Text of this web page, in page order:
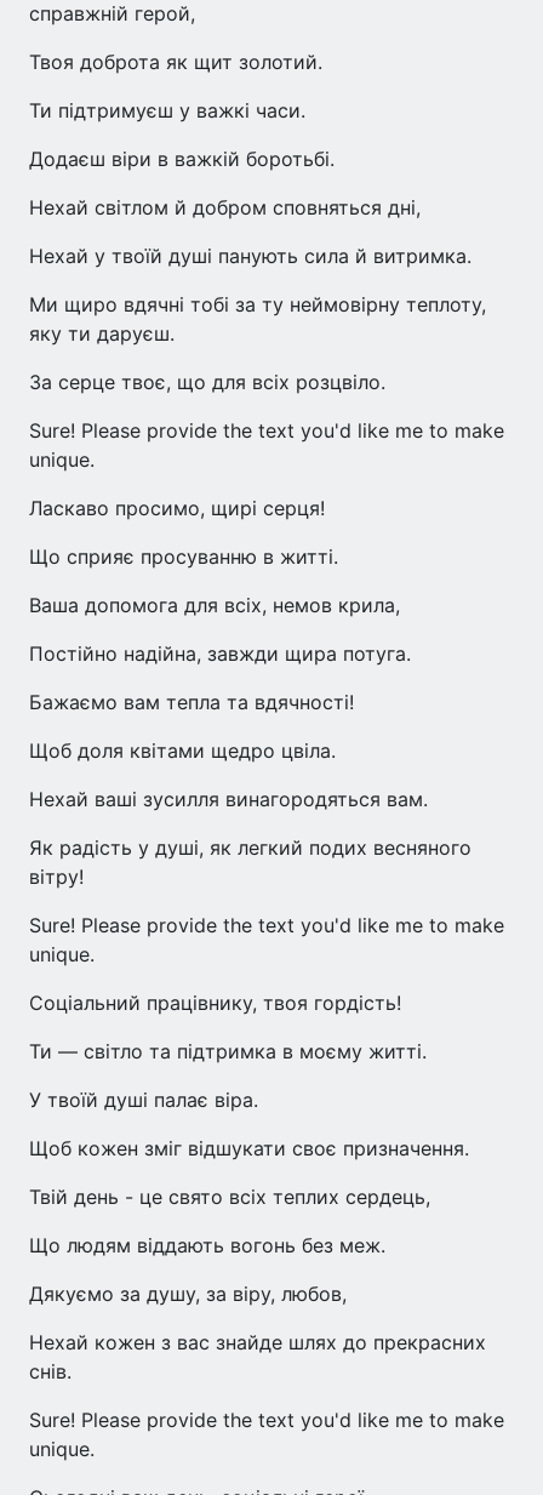
справжній герой,
Твоя доброта як щит золотий.
Ти підтримуєш у важкі часи.
Додаєш віри в важкій боротьбі.
Нехай світлом й добром сповняться дні,
Нехай у твоїй душі панують сила й витримка.
Ми щиро вдячні тобі за ту неймовірну теплоту,
яку ти даруєш.
За серце твоє, що для всіх розцвіло.
Sure! Please provide the text you'd like me to make
unique.
Ласкаво просимо, щирі серця!
Що сприяє просуванню в житті.
Ваша допомога для всіх, немов крила,
Постійно надійна, завжди щира потуга.
Бажаємо вам тепла та вдячності!
Щоб доля квітами щедро цвіла.
Нехай ваші зусилля винагородяться вам.
Як радість у душі, як легкий подих весняного
вітру!
Sure! Please provide the text you'd like me to make
unique.
Соціальний працівнику, твоя гордість!
Ти — світло та підтримка в моєму житті.
У твоїй душі палає віра.
Щоб кожен зміг відшукати своє призначення.
Твій день - це свято всіх теплих сердець,
Що людям віддають вогонь без меж.
Дякуємо за душу, за віру, любов,
Нехай кожен з вас знайде шлях до прекрасних
снів.
Sure! Please provide the text you'd like me to make
unique.